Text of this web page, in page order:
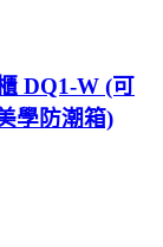
DQ1-W (可
學防潮箱)